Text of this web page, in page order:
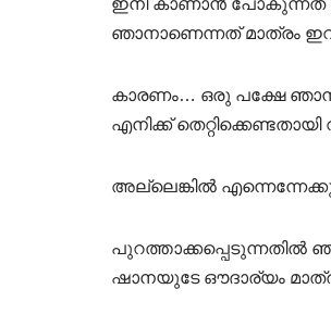
ഇനി കാണാൻ പോകുന്നത്
ഞാനാണെന്നത് മാത്രം
കാരണം… ഒരു പക്ഷേ
എനിക്ക്
അല്ലെങ്കിൽ
പുറത്താക്കപ്പെടുന്നതിൽ
ഷാനയുടേ ഔദാര്യം